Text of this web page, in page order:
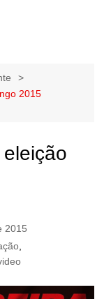
2015
2015
,